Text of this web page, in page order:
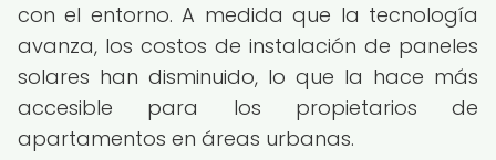
con el entorno. A medida que la tecnología
avanza, los costos de instalación de paneles
solares han disminuido, lo que la hace más
accesible para los propietarios de
apartamentos en áreas urbanas.